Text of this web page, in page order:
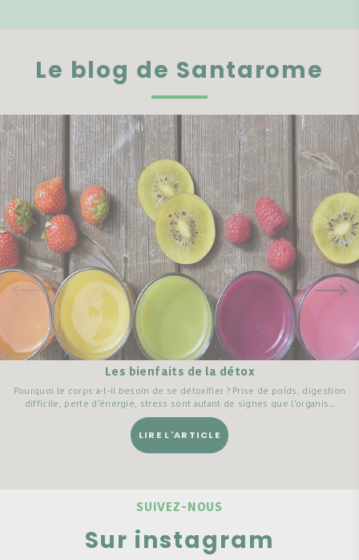
Le blog de Santarome
Les bienfaits de la détox
Pourquoi le corps a-t-il besoin de se détoxifier ? Prise de poids, digestion
difficile, perte d’énergie, stress sont autant de signes que l’organis...
LIRE L'ARTICLE
SUIVEZ-NOUS
Sur instagram